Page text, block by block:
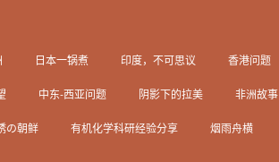
日本一锅煮 印度，不可思议 香港问题
中东-西亚问题 阴影下的拉美 非洲故事
の朝鲜 有机化学科研经验分享 烟雨舟横